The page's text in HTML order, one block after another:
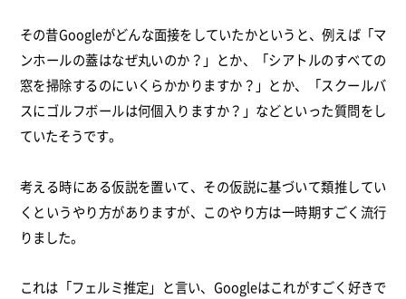
その昔Googleがどんな面接をしていたかというと、例えば「マ
ンホールの蓋はなぜ丸いのか？」とか、「シアトルのすべての
窓を掃除するのにいくらかかりますか？」とか、「スクールバ
スにゴルフボールは何個入りますか？」などといった質問をし
ていたそうです。
考える時にある仮説を置いて、その仮説に基づいて類推してい
くというやり方がありますが、このやり方は一時期すごく流行
りました。
これは「フェルミ推定」と言い、Googleはこれがすごく好きで